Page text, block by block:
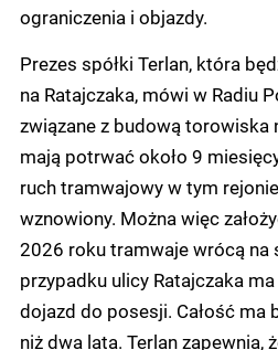
ograniczenia i objazdy.
Prezes spółki Terlan, która
na Ratajczaka, mówi w Radiu
związane z budową torowiska
mają potrwać około 9
ruch tramwajowy w tym
wznowiony. Można więc
2026 roku tramwaje wrócą na
przypadku ulicy Ratajczaka
dojazd do posesji. Całość ma
niż dwa lata. Terlan zapewnia,